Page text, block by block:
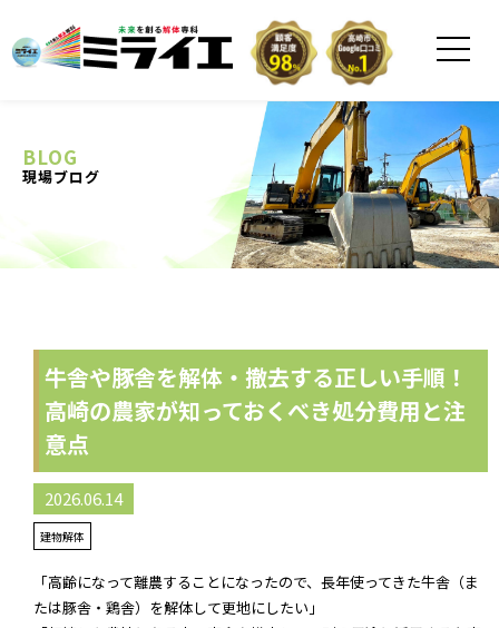
BLOG
現場ブログ
牛舎や豚舎を解体・撤去する正しい手順！
高崎の農家が知っておくべき処分費用と注
意点
2026.06.14
建物解体
「高齢になって離農することになったので、長年使ってきた牛舎（ま
たは豚舎・鶏舎）を解体して更地にしたい」